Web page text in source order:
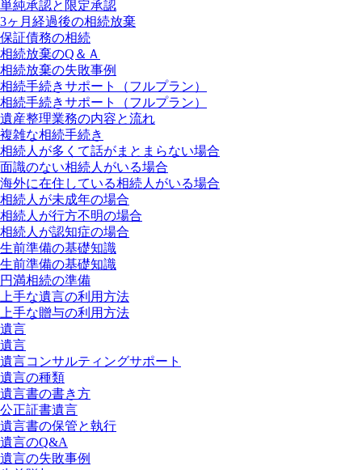
単純承認と限定承認
3ヶ月経過後の相続放棄
保証債務の相続
相続放棄のQ＆Ａ
相続放棄の失敗事例
相続手続きサポート（フルプラン）
相続手続きサポート（フルプラン）
遺産整理業務の内容と流れ
複雑な相続手続き
相続人が多くて話がまとまらない場合
面識のない相続人がいる場合
海外に在住している相続人がいる場合
相続人が未成年の場合
相続人が行方不明の場合
相続人が認知症の場合
生前準備の基礎知識
生前準備の基礎知識
円満相続の準備
上手な遺言の利用方法
上手な贈与の利用方法
遺言
遺言
遺言コンサルティングサポート
遺言の種類
遺言書の書き方
公正証書遺言
遺言書の保管と執行
遺言のQ&A
遺言の失敗事例